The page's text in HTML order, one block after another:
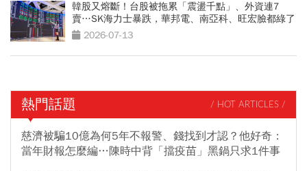
韓股又熔斷！台股被拖累「震盪千點」、外資連7
賣…SK海力士暴跌，華邦電、南亞科、旺宏臉都綠了
2026-07-13
熱門話題 / HOT ARTICLES /
慈濟被騙10億為何5年不報警、錢找到才認？他好奇：
當年財報怎麼編…陳時中背「擋疫苗」黑鍋只求1件事